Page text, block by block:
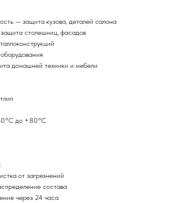
— защита кузова, деталей салона
столешниц, фасадов
домашней техники и мебели
до +80°C
от загрязнений
состава
через 24 часа